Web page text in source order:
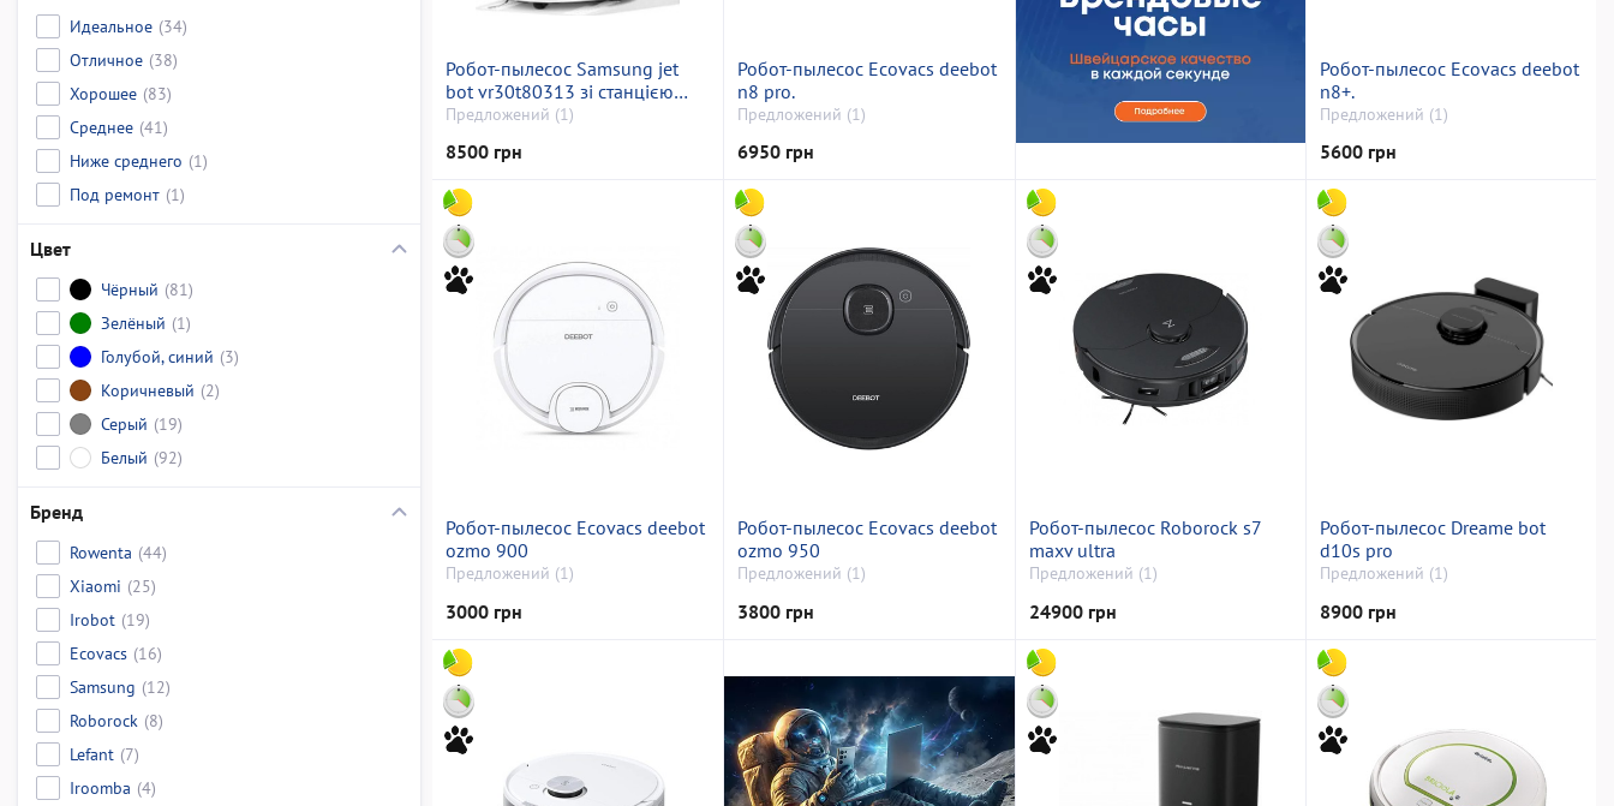
Идеальное (34)
Отличное (38)
Хорошее (83)
Среднее (41)
Ниже среднего (1)
Под ремонт (1)
Цвет
Чёрный (81)
Зелёный (1)
Голубой, синий (3)
Коричневый (2)
Серый (19)
Белый (92)
Бренд
Rowenta (44)
Xiaomi (25)
Irobot (19)
Ecovacs (16)
Samsung (12)
Roborock (8)
Lefant (7)
Iroomba (4)
Робот-пылесос Samsung jet
bot vr30t80313 зі станцією
самоочищення
Предложений (1)
8500 грн
Робот-пылесос Ecovacs deebot
n8 pro.
Предложений (1)
6950 грн
Робот-пылесос Ecovacs deebot
n8+.
Предложений (1)
5600 грн
Робот-пылесос Ecovacs deebot
ozmo 900
Предложений (1)
3000 грн
Робот-пылесос Ecovacs deebot
ozmo 950
Предложений (1)
3800 грн
Робот-пылесос Roborock s7
maxv ultra
Предложений (1)
24900 грн
Робот-пылесос Dreame bot
d10s pro
Предложений (1)
8900 грн